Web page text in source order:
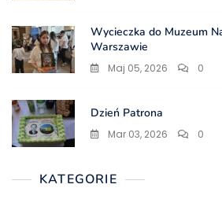
Wycieczka do Muzeum
Warszawie
Maj 05, 2026 0
Dzień Patrona
Mar 03, 2026 0
KATEGORIE